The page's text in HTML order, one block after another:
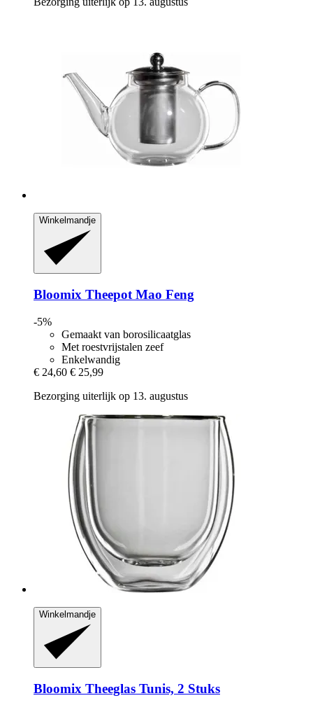
Winkelmandje
Bloomix Theepot Mao Feng
-5%
Gemaakt van borosilicaatglas
Met roestvrijstalen zeef
Enkelwandig
€ 24,60 € 25,99
Bezorging uiterlijk op 13. augustus
Winkelmandje
Bloomix Theeglas Tunis, 2 Stuks